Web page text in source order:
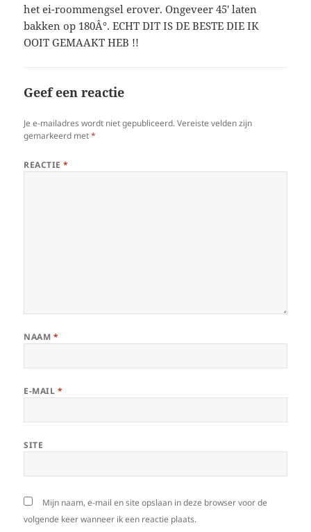
het ei-roommengsel erover. Ongeveer 45′ laten
bakken op 180Â°. ECHT DIT IS DE BESTE DIE IK
OOIT GEMAAKT HEB !!
Geef een reactie
Je e-mailadres wordt niet gepubliceerd. Vereiste velden zijn
gemarkeerd met*
REACTIE*
NAAM *
E-MAIL *
SITE
Mijn naam, e-mail en site opslaan in deze browser voor de
volgende keer wanneer ik een reactie plaats.